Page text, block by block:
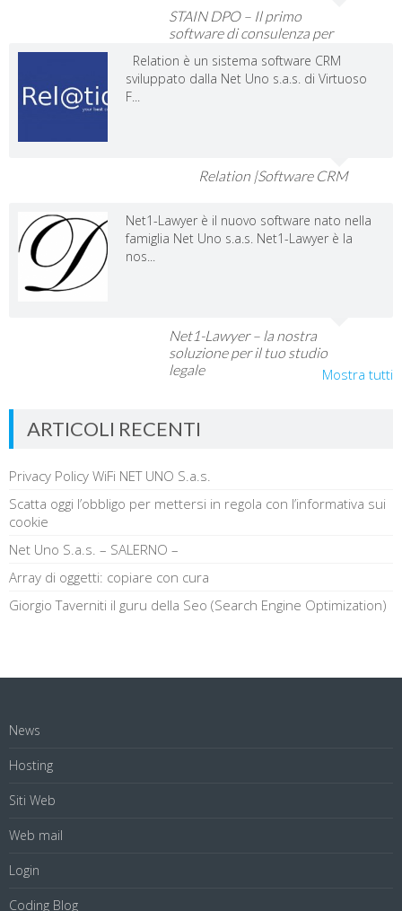
STAIN DPO – Il primo
software di consulenza per
Relation è un sistema software CRM
sviluppato dalla Net Uno s.a.s. di Virtuoso
F...
Relation |Software CRM
Net1-Lawyer è il nuovo software nato nella
famiglia Net Uno s.a.s. Net1-Lawyer è la
nos...
Net1-Lawyer – la nostra
soluzione per il tuo studio
legale
Mostra tutti
ARTICOLI RECENTI
Privacy Policy WiFi NET UNO S.a.s.
Scatta oggi l’obbligo per mettersi in regola con l’informativa sui
cookie
Net Uno S.a.s. – SALERNO –
Array di oggetti: copiare con cura
Giorgio Taverniti il guru della Seo (Search Engine Optimization)
News
Hosting
Siti Web
Web mail
Login
Coding Blog